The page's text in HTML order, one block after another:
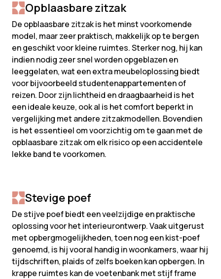
Opblaasbare zitzak
De opblaasbare zitzak is het minst voorkomende
model, maar zeer praktisch, makkelijk op te bergen
en geschikt voor kleine ruimtes. Sterker nog, hij kan
indien nodig zeer snel worden opgeblazen en
leeggelaten, wat een extra meubeloplossing biedt
voor bijvoorbeeld studentenappartementen of
reizen. Door zijn lichtheid en draagbaarheid is het
een ideale keuze, ook al is het comfort beperkt in
vergelijking met andere zitzakmodellen. Bovendien
is het essentieel om voorzichtig om te gaan met de
opblaasbare zitzak om elk risico op een accidentele
lekke band te voorkomen.
Stevige poef
De stijve poef biedt een veelzijdige en praktische
oplossing voor het interieurontwerp. Vaak uitgerust
met opbergmogelijkheden, toen nog een kist-poef
genoemd, is hij vooral handig in woonkamers, waar hij
tijdschriften, plaids of zelfs boeken kan opbergen. In
krappe ruimtes kan de voetenbank met stijf frame